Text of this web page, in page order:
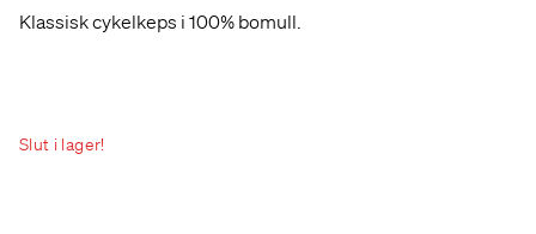
Klassisk cykelkeps i 100% bomull.
Slut i lager!